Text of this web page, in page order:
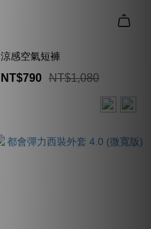
涼感空氣短褲
NT$790 NT$1,080